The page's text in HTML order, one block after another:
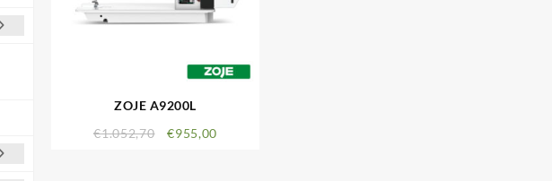
ZOJE A9200L
€1.052,70 €955,00